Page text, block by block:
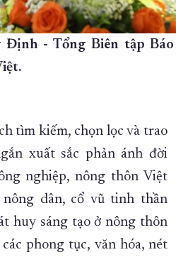
Định - Tổng Biên tập
tìm kiếm, chọn lọc và trao
xuất sắc phản ánh đời
nghiệp, nông thôn Việt
dân, cổ vũ tinh thần
huy sáng tạo ở nông thôn
phong tục, văn hóa, nét